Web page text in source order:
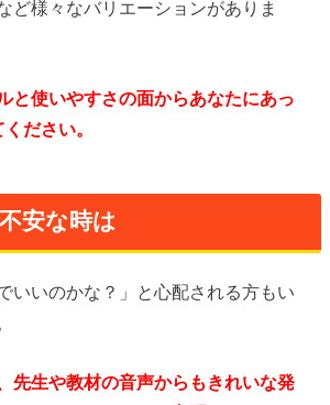
ど様々なバリエーションがありま
と使いやすさの面からあなたにあっ
ださい。
安な時は
いいのかな？」と心配される方もい
先生や教材の音声からもきれいな発